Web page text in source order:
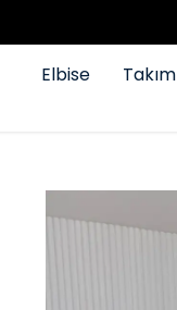
Elbise Takım